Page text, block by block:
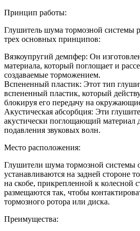
Принцип работы:
Глушитель шума тормозной системы
трех основных принципов:
Вязкоупругий демпфер: Он
материала, который поглощает и
создаваемые торможением.
Вспененный пластик: Этот тип
вспененный пластик, который
блокируя его передачу на
Акустическая абсорбция: Эти
акустически поглощающий материал
подавления звуковых волн.
Место расположения:
Глушители шума тормозной системы
устанавливаются на задней стороне
на скобе, прикрепленной к колесной
размещаются так, чтобы
тормозного ротора или диска.
Преимущества: